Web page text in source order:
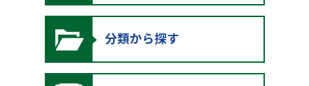
分類から探す